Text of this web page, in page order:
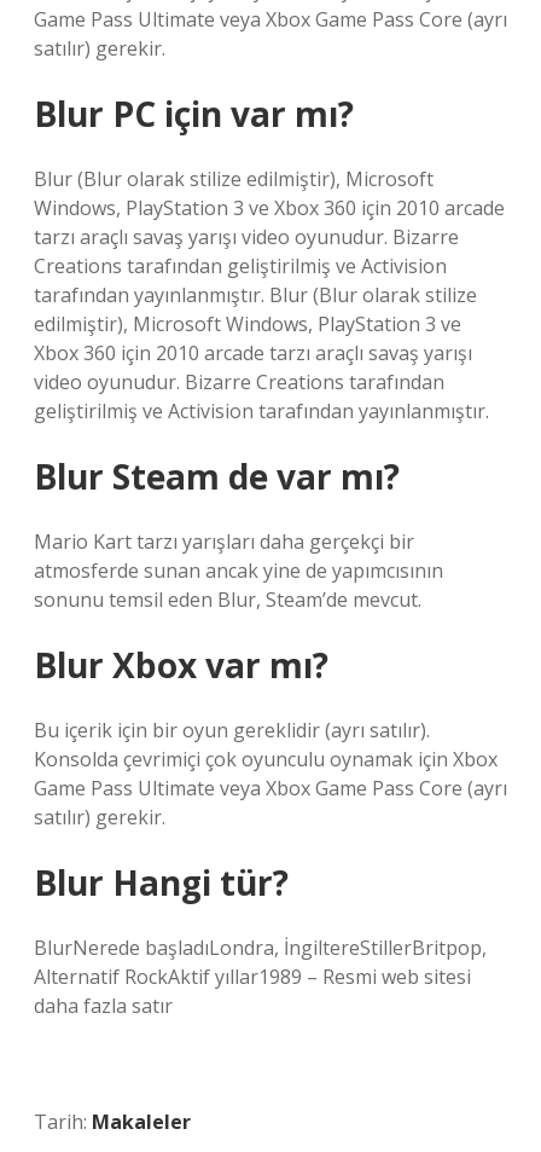
Game Pass Ultimate veya Xbox Game Pass Core (ayrı
satılır) gerekir.
Blur PC için var mı?
Blur (Blur olarak stilize edilmiştir), Microsoft
Windows, PlayStation 3 ve Xbox 360 için 2010 arcade
tarzı araçlı savaş yarışı video oyunudur. Bizarre
Creations tarafından geliştirilmiş ve Activision
tarafından yayınlanmıştır. Blur (Blur olarak stilize
edilmiştir), Microsoft Windows, PlayStation 3 ve
Xbox 360 için 2010 arcade tarzı araçlı savaş yarışı
video oyunudur. Bizarre Creations tarafından
geliştirilmiş ve Activision tarafından yayınlanmıştır.
Blur Steam de var mı?
Mario Kart tarzı yarışları daha gerçekçi bir
atmosferde sunan ancak yine de yapımcısının
sonunu temsil eden Blur, Steam’de mevcut.
Blur Xbox var mı?
Bu içerik için bir oyun gereklidir (ayrı satılır).
Konsolda çevrimiçi çok oyunculu oynamak için Xbox
Game Pass Ultimate veya Xbox Game Pass Core (ayrı
satılır) gerekir.
Blur Hangi tür?
BlurNerede başladıLondra, İngiltereStillerBritpop,
Alternatif RockAktif yıllar1989 – Resmi web sitesi
daha fazla satır
Tarih: Makaleler